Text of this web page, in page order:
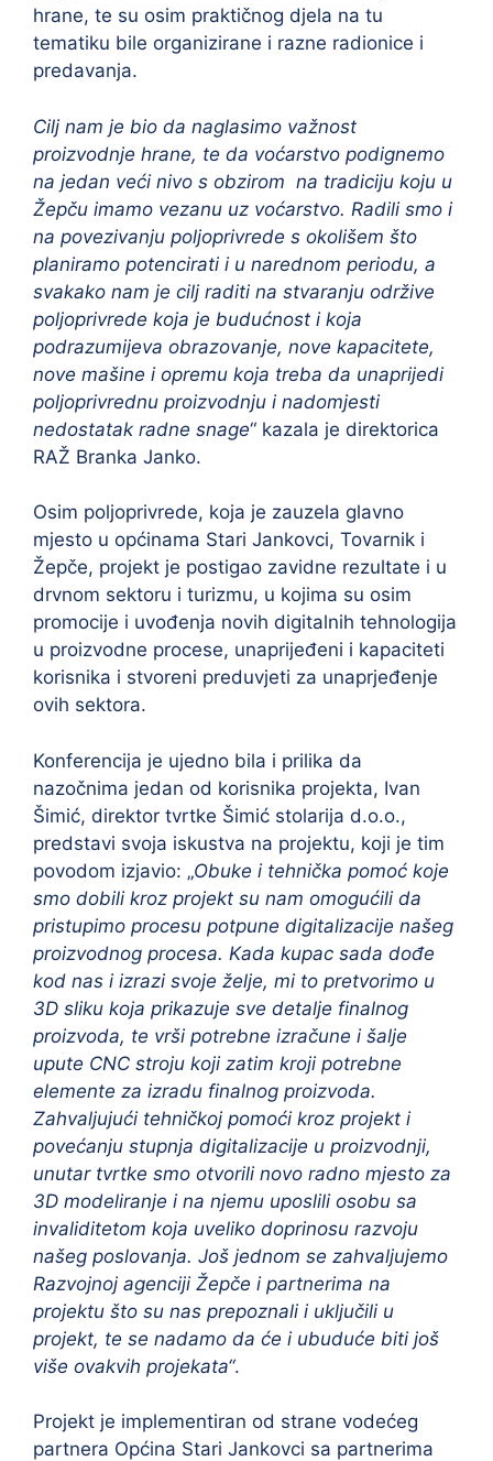
hrane, te su osim praktičnog djela na tu
tematiku bile organizirane i razne radionice i
predavanja.
Cilj nam je bio da naglasimo važnost
proizvodnje hrane, te da voćarstvo podignemo
na jedan veći nivo s obzirom na tradiciju koju u
Žepču imamo vezanu uz voćarstvo. Radili smo i
na povezivanju poljoprivrede s okolišem što
planiramo potencirati i u narednom periodu, a
svakako nam je cilj raditi na stvaranju održive
poljoprivrede koja je budućnost i koja
podrazumijeva obrazovanje, nove kapacitete,
nove mašine i opremu koja treba da unaprijedi
poljoprivrednu proizvodnju i nadomjesti
nedostatak radne snage“ kazala je direktorica
RAŽ Branka Janko.
Osim poljoprivrede, koja je zauzela glavno
mjesto u općinama Stari Jankovci, Tovarnik i
Žepče, projekt je postigao zavidne rezultate i u
drvnom sektoru i turizmu, u kojima su osim
promocije i uvođenja novih digitalnih tehnologija
u proizvodne procese, unaprijeđeni i kapaciteti
korisnika i stvoreni preduvjeti za unaprjeđenje
ovih sektora.
Konferencija je ujedno bila i prilika da
nazočnima jedan od korisnika projekta, Ivan
Šimić, direktor tvrtke Šimić stolarija d.o.o.,
predstavi svoja iskustva na projektu, koji je tim
povodom izjavio: „Obuke i tehnička pomoć koje
smo dobili kroz projekt su nam omogućili da
pristupimo procesu potpune digitalizacije našeg
proizvodnog procesa. Kada kupac sada dođe
kod nas i izrazi svoje želje, mi to pretvorimo u
3D sliku koja prikazuje sve detalje finalnog
proizvoda, te vrši potrebne izračune i šalje
upute CNC stroju koji zatim kroji potrebne
elemente za izradu finalnog proizvoda.
Zahvaljujući tehničkoj pomoći kroz projekt i
povećanju stupnja digitalizacije u proizvodnji,
unutar tvrtke smo otvorili novo radno mjesto za
3D modeliranje i na njemu uposlili osobu sa
invaliditetom koja uveliko doprinosu razvoju
našeg poslovanja. Još jednom se zahvaljujemo
Razvojnoj agenciji Žepče i partnerima na
projektu što su nas prepoznali i uključili u
projekt, te se nadamo da će i ubuduće biti još
više ovakvih projekata“.
Projekt je implementiran od strane vodećeg
partnera Općina Stari Jankovci sa partnerima